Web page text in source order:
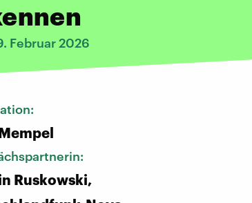
Februar 2026
Ruskowski,